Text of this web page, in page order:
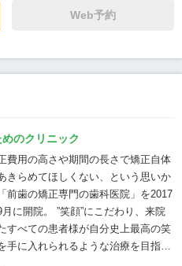
Web予約
のクリニック
費用の高さや期間の長さで矯正自体
きらめてほしくない、という思いか
前歯の矯正専門の歯科医院」を2017
月に開院。 ”笑顔”にこだわり、来院
すべての患者様が自分史上最高の笑
手に入れられるような治療を目指し